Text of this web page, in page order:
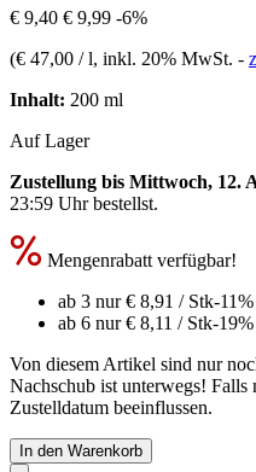
€ 9,40 € 9,99 -6%
(€ 47,00 / l, inkl. 20% MwSt. -
Inhalt: 200 ml
Auf Lager
Zustellung bis Mittwoch, 12.
23:59 Uhrbestellst.
Mengenrabatt verfügbar!
ab 3 nur€ 8,91 / Stk-11%
ab 6 nur€ 8,11 / Stk-19%
Von diesem Artikel sind nur
Nachschub ist unterwegs! Falls
Zustelldatum beeinflussen.
In den Warenkorb